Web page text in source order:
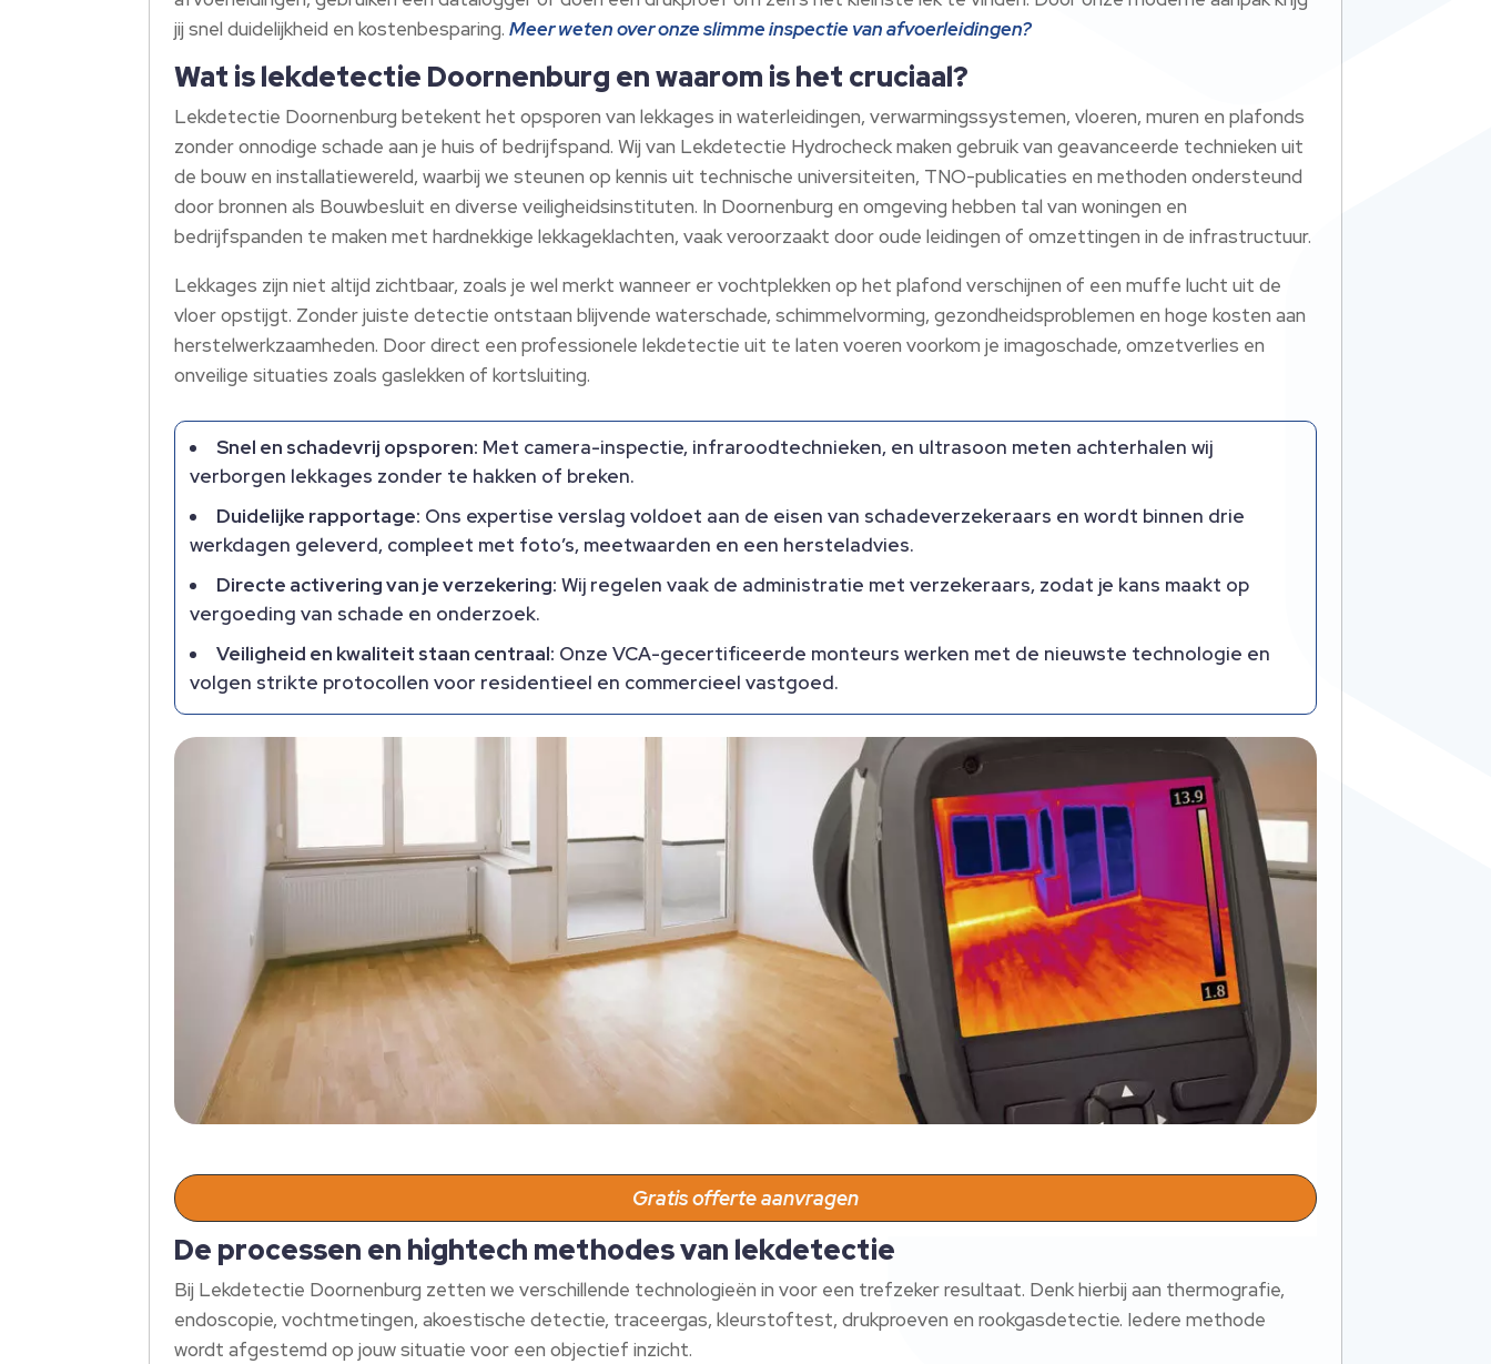
jij snel duidelijkheid en kostenbesparing.​Meer weten over onze slimme inspectie van afvoerleidingen?
Wat is lekdetectie Doornenburg en waarom is het cruciaal?
Lekdetectie Doornenburg betekent het opsporen van lekkages in waterleidingen, verwarmingssystemen, vloeren, muren en plafonds
zonder onnodige schade aan je huis of bedrijfspand.​ Wij van Lekdetectie Hydrocheck maken gebruik van geavanceerde technieken uit
de bouw en installatiewereld, waarbij we steunen op kennis uit technische universiteiten, TNO-publicaties en methoden ondersteund
door bronnen als Bouwbesluit en diverse veiligheidsinstituten.​ In Doornenburg en omgeving hebben tal van woningen en
bedrijfspanden te maken met hardnekkige lekkageklachten, vaak veroorzaakt door oude leidingen of omzettingen in de infrastructuur.​
Lekkages zijn niet altijd zichtbaar, zoals je wel merkt wanneer er vochtplekken op het plafond verschijnen of een muffe lucht uit de
vloer opstijgt.​ Zonder juiste detectie ontstaan blijvende waterschade, schimmelvorming, gezondheidsproblemen en hoge kosten aan
herstelwerkzaamheden.​ Door direct een professionele lekdetectie uit te laten voeren voorkom je imagoschade, omzetverlies en
onveilige situaties zoals gaslekken of kortsluiting.​
Snel en schadevrij opsporen: Met camera-inspectie, infraroodtechnieken, en ultrasoon meten achterhalen wij
verborgen lekkages zonder te hakken of breken.​
Duidelijke rapportage: Ons expertise verslag voldoet aan de eisen van schadeverzekeraars en wordt binnen drie
werkdagen geleverd, compleet met foto’s, meetwaarden en een hersteladvies.​
Directe activering van je verzekering: Wij regelen vaak de administratie met verzekeraars, zodat je kans maakt op
vergoeding van schade en onderzoek.​
Veiligheid en kwaliteit staan centraal: Onze VCA-gecertificeerde monteurs werken met de nieuwste technologie en
volgen strikte protocollen voor residentieel en commercieel vastgoed.​
Gratis offerte aanvragen
De processen en hightech methodes van lekdetectie
Bij Lekdetectie Doornenburg zetten we verschillende technologieën in voor een trefzeker resultaat.​ Denk hierbij aan thermografie,
endoscopie, vochtmetingen, akoestische detectie, traceergas, kleurstoftest, drukproeven en rookgasdetectie.​ Iedere methode
wordt afgestemd op jouw situatie voor een objectief inzicht.​